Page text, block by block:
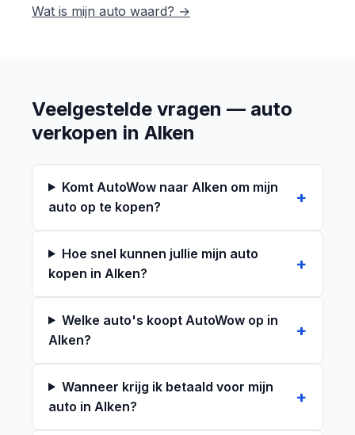
Wat is mijn auto waard? →
Veelgestelde vragen — auto
verkopen in Alken
Komt AutoWow naar Alken om mijn
auto op te kopen?
Hoe snel kunnen jullie mijn auto
kopen in Alken?
Welke auto's koopt AutoWow op in
Alken?
Wanneer krijg ik betaald voor mijn
auto in Alken?